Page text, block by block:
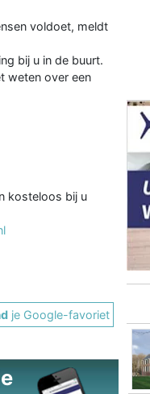
voldoet, meldt
bij u in de buurt.
weten over een
kosteloos bij u
je Google-favoriet